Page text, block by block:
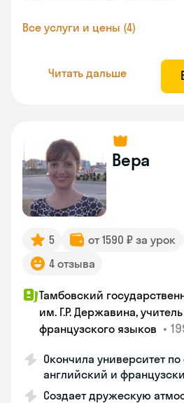
Все услуги и цены (4)
Читать дальше
Вера
5 от 1590 ₽ за урок
4 отзыва
Тамбовский
им. Г.Р. Державина,
французского языков •
Окончила университет
английский и
Создает дружескую